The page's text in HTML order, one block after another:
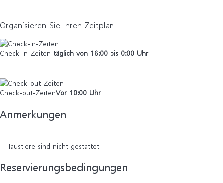
Organisieren Sie Ihren Zeitplan
Check-in-Zeiten täglich von 16:00 bis 0:00 Uhr
Check-out-ZeitenVor 10:00 Uhr
Anmerkungen
- Haustiere sind nicht gestattet
Reservierungsbedingungen